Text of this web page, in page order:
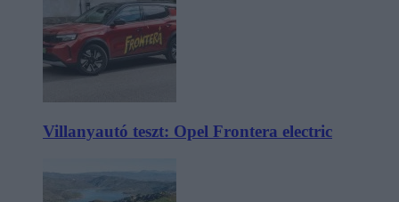
Villanyautó teszt: Opel Frontera electric